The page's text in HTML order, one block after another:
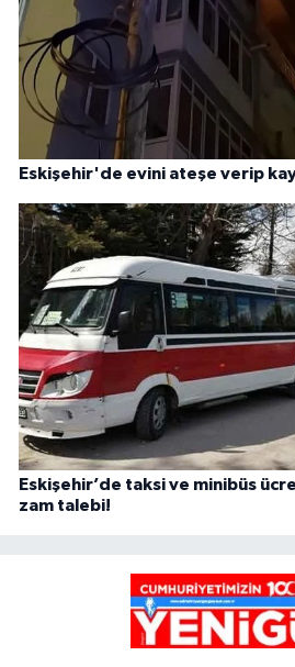
Eskişehir'de evini ateşe verip
Eskişehir’de taksi ve minibüs
zam talebi!